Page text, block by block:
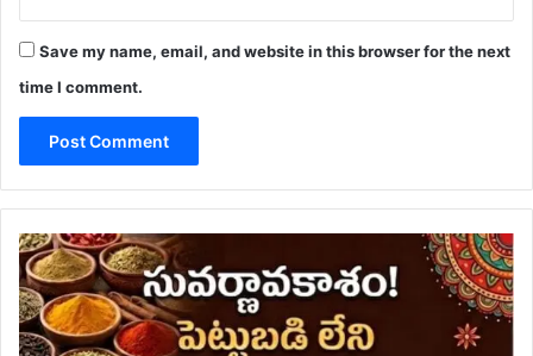
Save my name, email, and website in this browser for the next
time I comment.